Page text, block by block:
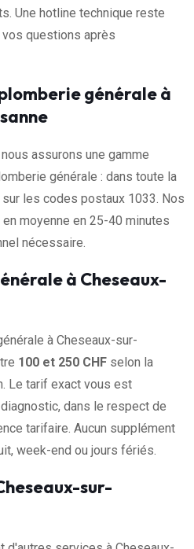
Une hotline technique reste
questions après
générale à
assurons une gamme
générale : dans toute la
les codes postaux 1033. Nos
moyenne en 25-40 minutes
nécessaire.
à Cheseaux-
à Cheseaux-sur-
100 et 250 CHF selon la
Le tarif exact vous est
dans le respect de
tarifaire. Aucun supplément
week-end ou jours fériés.
sur-